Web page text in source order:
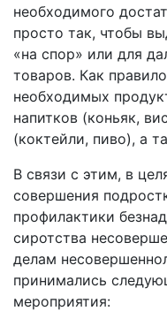
необходимого
просто так, чтобы
«на спор» или для
товаров. Как
необходимых
напитков (коньяк,
(коктейли, пиво), а
В связи с этим, в
совершения
профилактики
сиротства
делам
принимались
мероприятия: